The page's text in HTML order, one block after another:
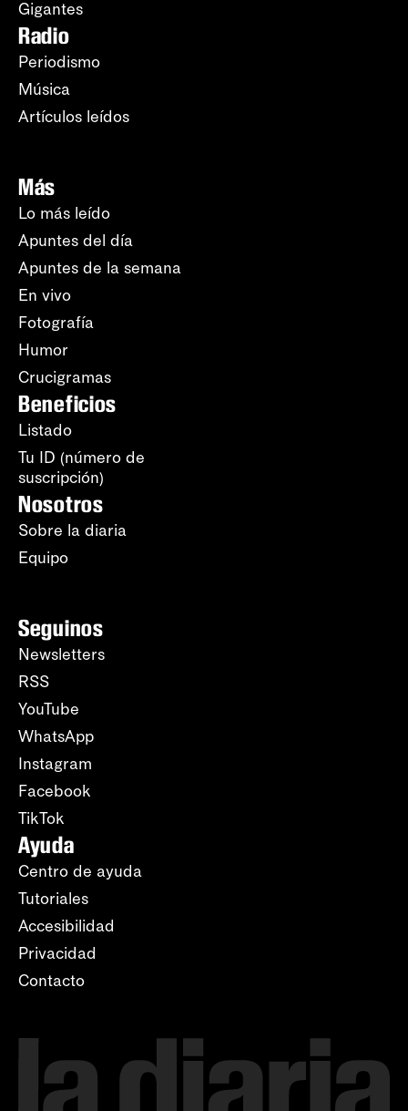
Gigantes
Radio
Periodismo
Música
Artículos leídos
Más
Lo más leído
Apuntes del día
Apuntes de la semana
En vivo
Fotografía
Humor
Crucigramas
Beneficios
Listado
Tu ID (número de
suscripción)
Nosotros
Sobre la diaria
Equipo
Seguinos
Newsletters
RSS
YouTube
WhatsApp
Instagram
Facebook
TikTok
Ayuda
Centro de ayuda
Tutoriales
Accesibilidad
Privacidad
Contacto